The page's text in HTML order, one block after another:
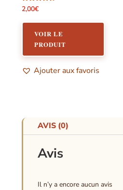
Note
4.57
2,00€
VOIR LE
PRODUIT
Ajouter aux favoris
AVIS (0)
Avis
Il n’y a encore aucun avis